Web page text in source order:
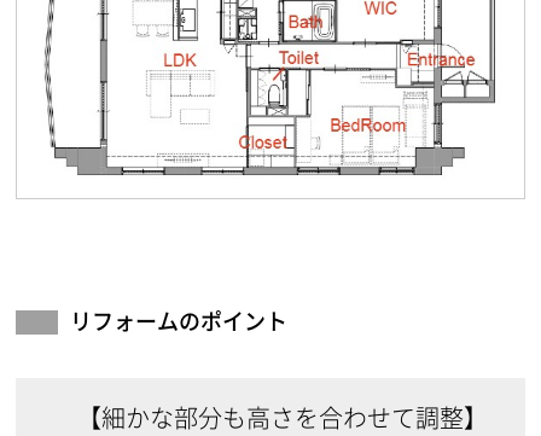
リフォームのポイント
【細かな部分も高さを合わせて調整】